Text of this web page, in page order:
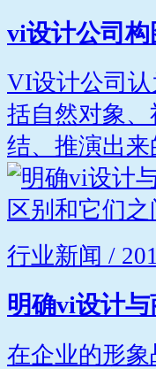
vi设计公司构
VI设计公司
括自然对象
结、推演出
行业新闻 /
明确vi设计
在企业的形